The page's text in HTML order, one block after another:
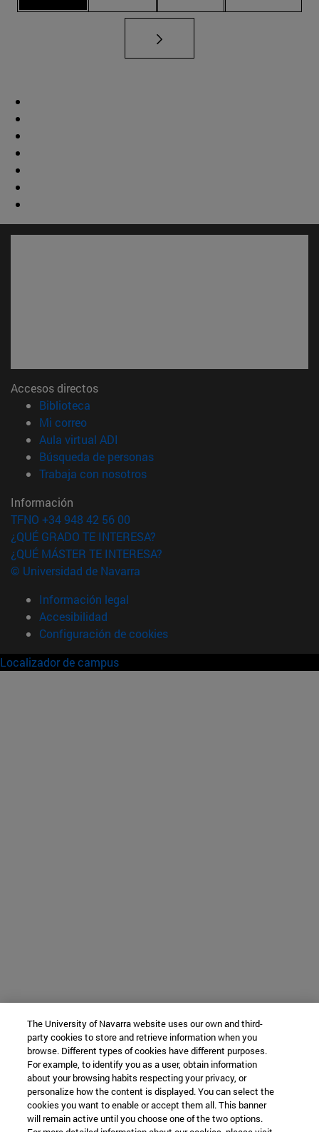
Accesos directos
Biblioteca
Mi correo(abre en nueva ventana)
Aula virtual ADI
Búsqueda de personas(abre en nueva ventana)
Trabaja con nosotros(abre en nueva ventana)
Información
TFNO +34 948 42 56 00
¿QUÉ GRADO TE INTERESA?
¿QUÉ MÁSTER TE INTERESA?
© Universidad de Navarra
Información legal
Accesibilidad
Configuración de cookies
Localizador de campus
The University of Navarra website uses our own and third-
party cookies to store and retrieve information when you
browse. Different types of cookies have different purposes.
For example, to identify you as a user, obtain information
about your browsing habits respecting your privacy, or
personalize how the content is displayed. You can select the
cookies you want to enable or accept them all. This banner
will remain active until you choose one of the two options.